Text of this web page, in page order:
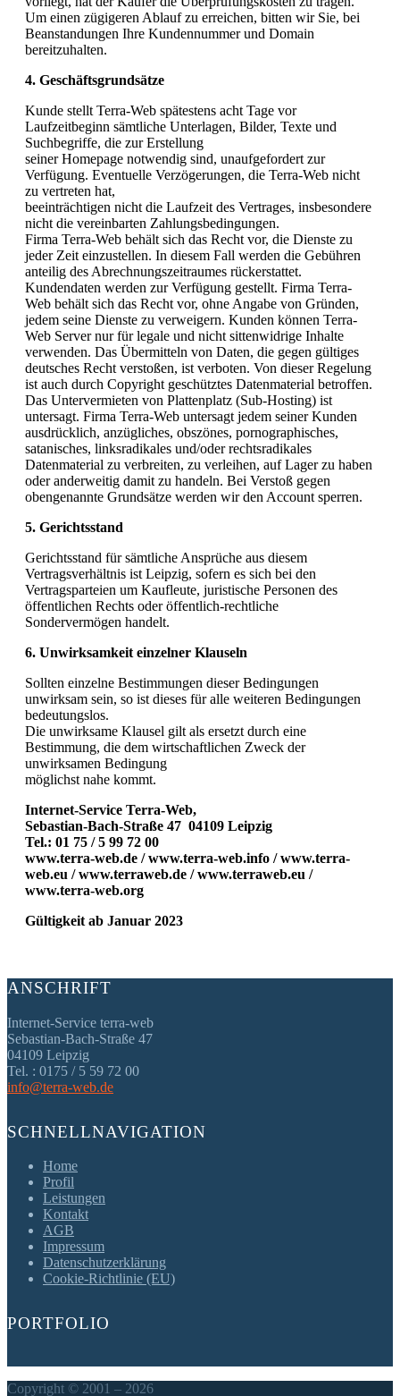
Um einen zügigeren Ablauf zu erreichen, bitten wir Sie, bei
Beanstandungen Ihre Kundennummer und Domain
bereitzuhalten.
4. Geschäftsgrundsätze
Kunde stellt Terra-Web spätestens acht Tage vor
Laufzeitbeginn sämtliche Unterlagen, Bilder, Texte und
Suchbegriffe, die zur Erstellung
seiner Homepage notwendig sind, unaufgefordert zur
Verfügung. Eventuelle Verzögerungen, die Terra-Web nicht
zu vertreten hat,
beeinträchtigen nicht die Laufzeit des Vertrages, insbesondere
nicht die vereinbarten Zahlungsbedingungen.
Firma Terra-Web behält sich das Recht vor, die Dienste zu
jeder Zeit einzustellen. In diesem Fall werden die Gebühren
anteilig des Abrechnungszeitraumes rückerstattet.
Kundendaten werden zur Verfügung gestellt. Firma Terra-
Web behält sich das Recht vor, ohne Angabe von Gründen,
jedem seine Dienste zu verweigern. Kunden können Terra-
Web Server nur für legale und nicht sittenwidrige Inhalte
verwenden. Das Übermitteln von Daten, die gegen gültiges
deutsches Recht verstoßen, ist verboten. Von dieser Regelung
ist auch durch Copyright geschütztes Datenmaterial betroffen.
Das Untervermieten von Plattenplatz (Sub-Hosting) ist
untersagt. Firma Terra-Web untersagt jedem seiner Kunden
ausdrücklich, anzügliches, obszönes, pornographisches,
satanisches, linksradikales und/oder rechtsradikales
Datenmaterial zu verbreiten, zu verleihen, auf Lager zu haben
oder anderweitig damit zu handeln. Bei Verstoß gegen
obengenannte Grundsätze werden wir den Account sperren.
5. Gerichtsstand
Gerichtsstand für sämtliche Ansprüche aus diesem
Vertragsverhältnis ist Leipzig, sofern es sich bei den
Vertragsparteien um Kaufleute, juristische Personen des
öffentlichen Rechts oder öffentlich-rechtliche
Sondervermögen handelt.
6. Unwirksamkeit einzelner Klauseln
Sollten einzelne Bestimmungen dieser Bedingungen
unwirksam sein, so ist dieses für alle weiteren Bedingungen
bedeutungslos.
Die unwirksame Klausel gilt als ersetzt durch eine
Bestimmung, die dem wirtschaftlichen Zweck der
unwirksamen Bedingung
möglichst nahe kommt.
Internet-Service Terra-Web,
Sebastian-Bach-Straße 47 04109 Leipzig
Tel.: 01 75 / 5 99 72 00
www.terra-web.de /www.terra-web.info / www.terra-
web.eu / www.terraweb.de / www.terraweb.eu /
www.terra-web.org
Gültigkeit ab Januar 2023
ANSCHRIFT
Internet-Service terra-web
Sebastian-Bach-Straße 47
04109 Leipzig
Tel. : 0175 / 5 59 72 00
info@terra-web.de
SCHNELLNAVIGATION
Home
Profil
Leistungen
Kontakt
AGB
Impressum
Datenschutzerklärung
Cookie-Richtlinie (EU)
PORTFOLIO
Copyright © 2001 – 2026